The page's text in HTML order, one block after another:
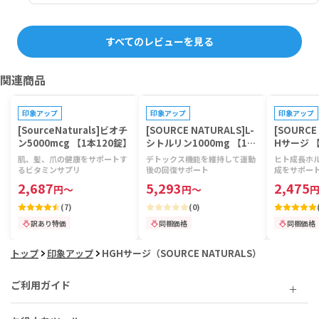
すべてのレビューを見る
関連商品
プレゼントキャンペーン対象
印象アップ
[SourceNaturals]ビオチ
ン5000mcg 【1本120錠】
肌、髪、爪の健康をサポートす
るビタミンサプリ
2,687円～
(7)
訳あり特価
印象アップ
[SOURCE NATURALS]L-
シトルリン1000mg 【1本
120錠】
デトックス機能を維持して運動
後の回復サポート
5,293円～
(0)
同梱価格
印象アップ
Hサージ
ヒト成長ホ
成をサポー
2,475円
同梱価格
トップ 印象アップ HGHサージ（SOURCE NATURALS）
ご利用ガイド